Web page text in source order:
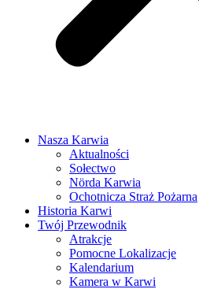
Nasza Karwia
Aktualności
Sołectwo
Nörda Karwia
Ochotnicza Straż Pożarna
Historia Karwi
Twój Przewodnik
Atrakcje
Pomocne Lokalizacje
Kalendarium
Kamera w Karwi